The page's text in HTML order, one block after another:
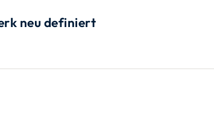
neu definiert